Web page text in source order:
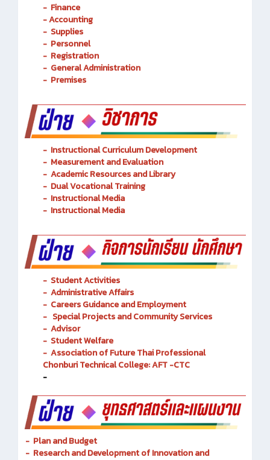
- Finance
-Accounting
- Supplies
- Personnel
- Registration
- General Administration
- Premises
- Instructional Curriculum Development
- Measurement and Evaluation
- Academic Resources and Library
- Dual Vocational Training
- Instructional Media
- Instructional Media
- Student Activities
- Administrative Affairs
- Careers Guidance and Employment
- Special Projects and Community Services
- Advisor
- Student Welfare
- Association of Future Thai Professional
Chonburi Technical College: AFT -CTC
-
- Plan and Budget
- Research and Development of Innovation and